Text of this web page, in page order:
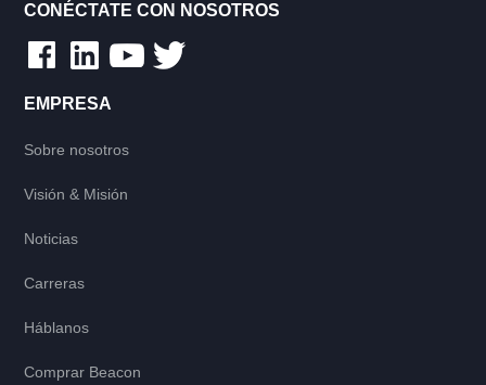
CONÉCTATE CON NOSOTROS
EMPRESA
Sobre nosotros
Visión & Misión
Noticias
Carreras
Háblanos
Comprar Beacon